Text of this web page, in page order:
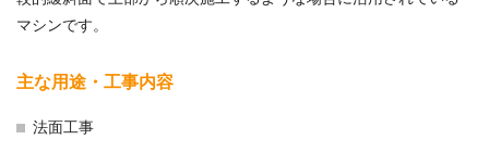
マシンです。
主な用途・工事内容
法面工事